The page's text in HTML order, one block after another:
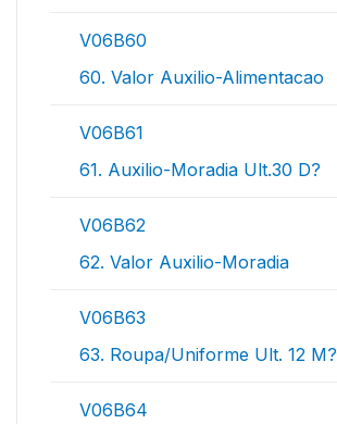
V06B60
60. Valor Auxilio-Alimentacao
V06B61
61. Auxilio-Moradia Ult.30 D?
V06B62
62. Valor Auxilio-Moradia
V06B63
63. Roupa/Uniforme Ult. 12 M?
V06B64